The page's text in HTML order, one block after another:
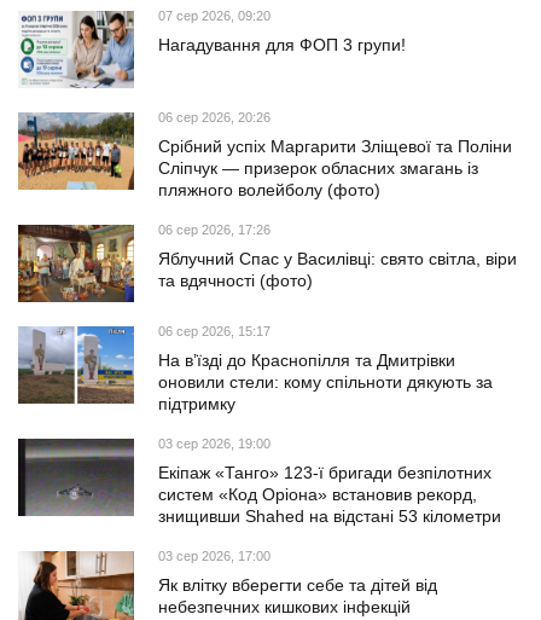
07 сер 2026, 09:20
Нагадування для ФОП 3 групи!
06 сер 2026, 20:26
Срібний успіх Маргарити Зліщевої та Поліни
Сліпчук — призерок обласних змагань із
пляжного волейболу (фото)
06 сер 2026, 17:26
Яблучний Спас у Василівці: свято світла, віри
та вдячності (фото)
06 сер 2026, 15:17
На в’їзді до Краснопілля та Дмитрівки
оновили стели: кому спільноти дякують за
підтримку
03 сер 2026, 19:00
Екіпаж «Танго» 123-ї бригади безпілотних
систем «Код Оріона» встановив рекорд,
знищивши Shahed на відстані 53 кілометри
03 сер 2026, 17:00
Як влітку вберегти себе та дітей від
небезпечних кишкових інфекцій